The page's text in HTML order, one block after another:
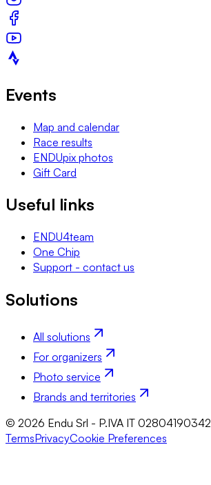
Events
Map and calendar
Race results
ENDUpix photos
Gift Card
Useful links
ENDU4team
One Chip
Support - contact us
Solutions
All solutions
For organizers
Photo service
Brands and territories
© 2026 Endu Srl - P.IVA IT 02804190342
TermsPrivacyCookie Preferences